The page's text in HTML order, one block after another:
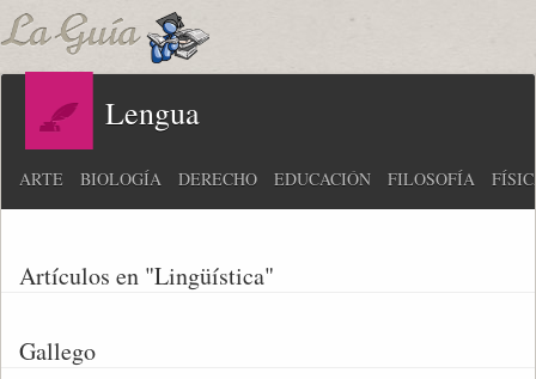
Lengua
ARTE BIOLOGÍA DERECHO EDUCACIÓN FILOSOFÍA
Artículos en "Lingüística"
Gallego